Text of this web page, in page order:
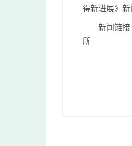
得新进展》新
新闻链接
所